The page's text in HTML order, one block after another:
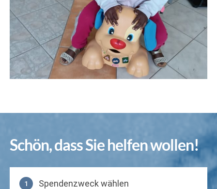
Schön, dass Sie helfen wollen!
1 Spendenzweck wählen